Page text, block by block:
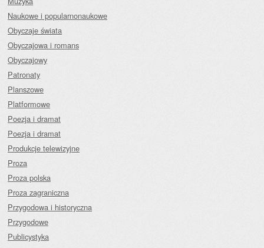
Naukowe i popularnonaukowe
Obyczaje świata
Obyczajowa i romans
Obyczajowy
Patronaty
Planszowe
Platformowe
Poezja i dramat
Poezja i dramat
Produkcje telewizyjne
Proza
Proza polska
Proza zagraniczna
Przygodowa i historyczna
Przygodowe
Publicystyka